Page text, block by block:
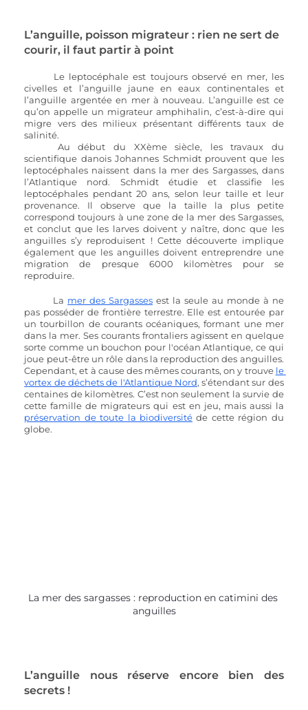
L’anguille, poisson migrateur : rien ne sert de
courir, il faut partir à point
Le leptocéphale est toujours observé en mer, les
civelles et l’anguille jaune en eaux continentales et
l’anguille argentée en mer à nouveau. L’anguille est ce
qu’on appelle un migrateur amphihalin, c’est-à-dire qui
migre vers des milieux présentant différents taux de
salinité.
Au début du XXème siècle, les travaux du
scientifique danois Johannes Schmidt prouvent que les
leptocéphales naissent dans la mer des Sargasses, dans
l’Atlantique nord. Schmidt étudie et classifie les
leptocéphales pendant 20 ans, selon leur taille et leur
provenance. Il observe que la taille la plus petite
correspond toujours à une zone de la mer des Sargasses,
et conclut que les larves doivent y naître, donc que les
anguilles s’y reproduisent ! Cette découverte implique
également que les anguilles doivent entreprendre une
migration de presque 6000 kilomètres pour se
reproduire.
La mer des Sargasses est la seule au monde à ne
pas posséder de frontière terrestre. Elle est entourée par
un tourbillon de courants océaniques, formant une mer
dans la mer. Ses courants frontaliers agissent en quelque
sorte comme un bouchon pour l'océan Atlantique, ce qui
joue peut-être un rôle dans la reproduction des anguilles.
Cependant, et à cause des mêmes courants, on y trouve le
vortex de déchets de l'Atlantique Nord, s’étendant sur des
centaines de kilomètres. C’est non seulement la survie de
préservation de toute la biodiversité de cette région du
globe.
La mer des sargasses : reproduction en catimini des
anguilles
L’anguille nous réserve encore bien des
secrets !